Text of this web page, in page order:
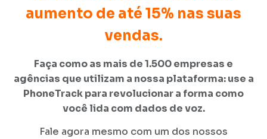
aumento de até 15% nas suas
vendas.
Faça como as mais de 1.500 empresas e
agências que utilizam a nossa plataforma: use a
PhoneTrack para revolucionar a forma como
você lida com dados de voz.
Fale agora mesmo com um dos nossos